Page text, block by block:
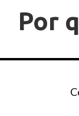
Por